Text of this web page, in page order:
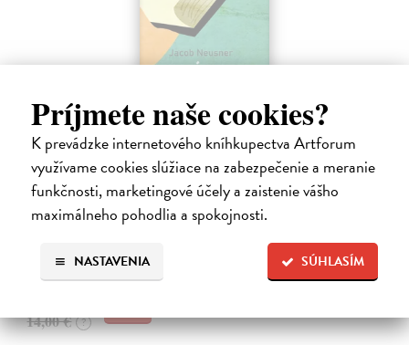
Príjmete naše cookies?
K prevádzke internetového kníhkupectva Artforum
využívame cookies slúžiace na zabezpečenie a meranie
funkčnosti, marketingové účely a zaistenie vášho
maximálneho pohodlia a spokojnosti.
SÚHLASÍM
NASTAVENIA
Rabín sa rozpráva s Ježišom
Neusner Jacob
| Kniha
Autor knihy sa v duchu stáva v Galilei poslucháčom Ježišovej Reči na
vrchu. Ako pravoverný rabín sa usiluje pozorne počúvať tohto nového
Na sklade
14,00 € ?